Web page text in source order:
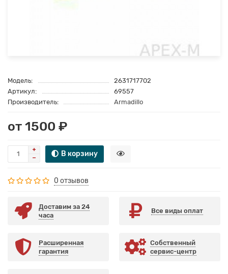
Модель:
2631717702
Артикул:
69557
Производитель:
Armadillo
от 1500 ₽
В корзину
0 отзывов
Доставим за 24
часа
Все виды оплат
Расширенная
гарантия
Собственный
сервис-центр